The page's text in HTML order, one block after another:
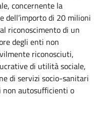
concernente la
dell’importo di 20 milioni
riconoscimento di un
degli enti non
riconosciuti,
di utilità sociale,
di servizi socio-sanitari
non autosufficienti o